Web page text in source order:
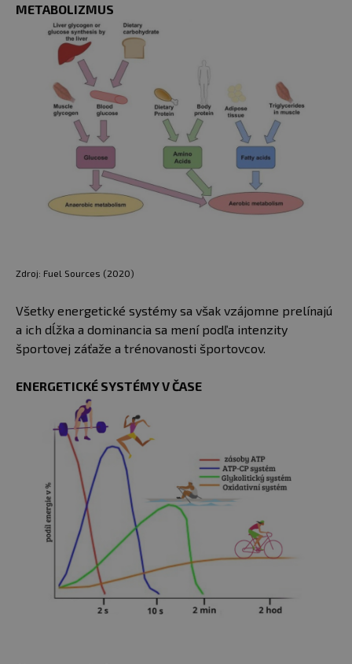
METABOLIZMUS
Zdroj: Fuel Sources (2020)
Všetky energetické systémy sa však vzájomne prelínajú
a ich dĺžka a dominancia sa mení podľa intenzity
športovej záťaže a trénovanosti športovcov.
ENERGETICKÉ SYSTÉMY V ČASE